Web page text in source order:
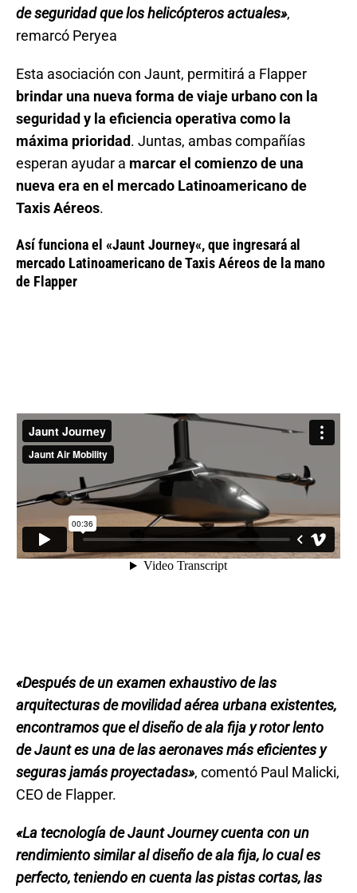
de seguridad que los helicópteros actuales»,
remarcó Peryea
Esta asociación con Jaunt, permitirá a Flapper
brindar una nueva forma de viaje urbano con la
seguridad y la eficiencia operativa como la
máxima prioridad. Juntas, ambas compañías
esperan ayudar a marcar el comienzo de una
nueva era en el mercado Latinoamericano de
Taxis Aéreos.
Así funciona el «Jaunt Journey«, que ingresará al
mercado Latinoamericano de Taxis Aéreos de la mano
de Flapper
«Después de un examen exhaustivo de las
arquitecturas de movilidad aérea urbana existentes,
encontramos que el diseño de ala fija y rotor lento
de Jaunt es una de las aeronaves más eficientes y
seguras jamás proyectadas», comentó Paul Malicki,
CEO de Flapper.
«La tecnología de Jaunt Journey cuenta con un
rendimiento similar al diseño de ala fija, lo cual es
perfecto, teniendo en cuenta las pistas cortas, las